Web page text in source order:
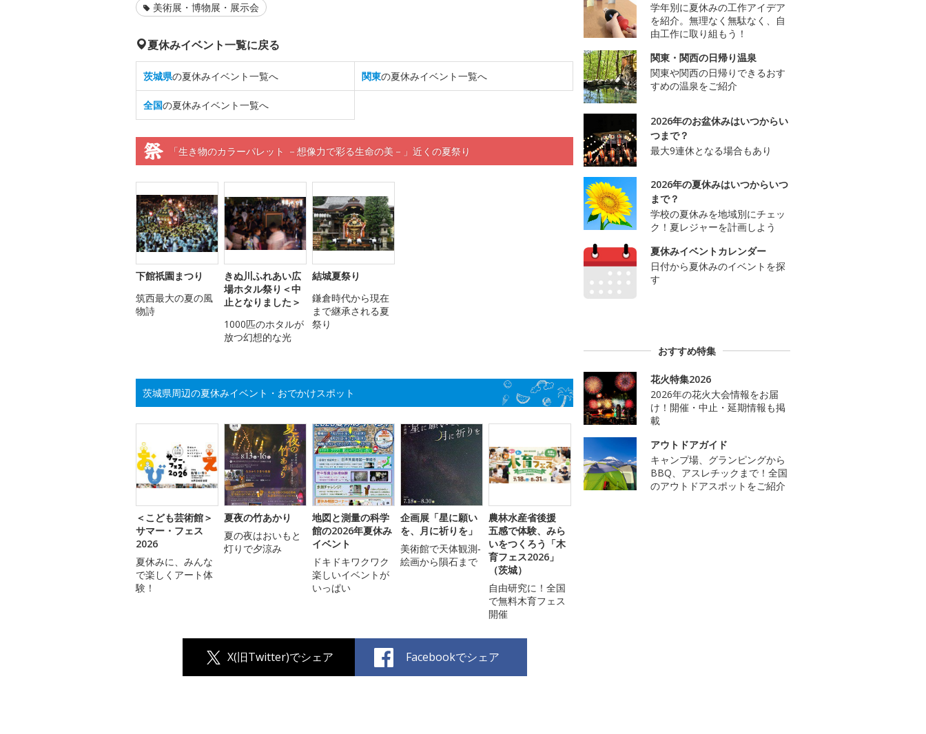
美術展・博物展・展示会
夏休みイベント一覧に戻る
茨城県の夏休みイベント一覧へ 関東の夏休みイベント一覧へ
全国の夏休みイベント一覧へ
「生き物のカラーパレット －想像力で彩る生命の美－」近くの夏祭り
下館祇園まつり
筑西最大の夏の風
物詩
きぬ川ふれあい広
場ホタル祭り＜中
止となりました＞
1000匹のホタルが
放つ幻想的な光
結城夏祭り
鎌倉時代から現在
まで継承される夏
祭り
茨城県周辺の夏休みイベント・おでかけスポット
＜こども芸術館＞
サマー・フェス
2026
夏休みに、みんな
で楽しくアート体
験！
夏夜の竹あかり
夏の夜はおいもと
灯りで夕涼み
地図と測量の科学
館の2026年夏休み
イベント
ドキドキワクワク
楽しいイベントが
いっぱい
企画展「星に願い
を、月に祈りを」
美術館で天体観測‐
絵画から隕石まで
農林水産省後援
五感で体験、みら
いをつくろう「木
育フェス2026」
（茨城）
自由研究に！全国
で無料木育フェス
開催
X(旧Twitter)でシェア Facebookでシェア
学年別に夏休みの工作アイデア
を紹介。無理なく無駄なく、自
由工作に取り組もう！
関東・関西の日帰り温泉
関東や関西の日帰りできるおす
すめの温泉をご紹介
2026年のお盆休みはいつからい
つまで？
最大9連休となる場合もあり
2026年の夏休みはいつからいつ
まで？
学校の夏休みを地域別にチェッ
ク！夏レジャーを計画しよう
夏休みイベントカレンダー
日付から夏休みのイベントを探
す
おすすめ特集
花火特集2026
2026年の花火大会情報をお届
け！開催・中止・延期情報も掲
載
アウトドアガイド
キャンプ場、グランピングから
BBQ、アスレチックまで！全国
のアウトドアスポットをご紹介